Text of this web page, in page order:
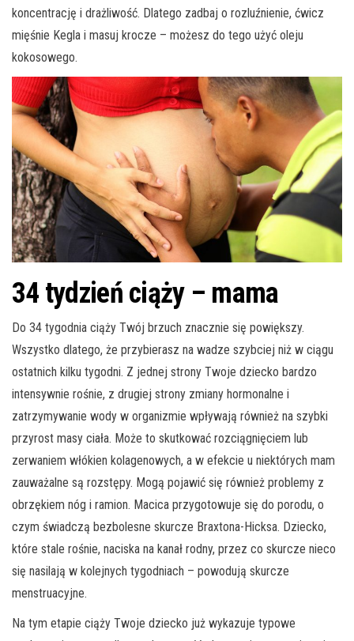
koncentrację i drażliwość. Dlatego zadbaj o rozluźnienie, ćwicz
mięśnie Kegla i masuj krocze – możesz do tego użyć oleju
kokosowego.
34 tydzień ciąży – mama
Do 34 tygodnia ciąży Twój brzuch znacznie się powiększy.
Wszystko dlatego, że przybierasz na wadze szybciej niż w ciągu
ostatnich kilku tygodni. Z jednej strony Twoje dziecko bardzo
intensywnie rośnie, z drugiej strony zmiany hormonalne i
zatrzymywanie wody w organizmie wpływają również na szybki
przyrost masy ciała. Może to skutkować rozciągnięciem lub
zerwaniem włókien kolagenowych, a w efekcie u niektórych mam
zauważalne są rozstępy. Mogą pojawić się również problemy z
obrzękiem nóg i ramion. Macica przygotowuje się do porodu, o
czym świadczą bezbolesne skurcze Braxtona-Hicksa. Dziecko,
które stale rośnie, naciska na kanał rodny, przez co skurcze nieco
się nasilają w kolejnych tygodniach – powodują skurcze
menstruacyjne.
Na tym etapie ciąży Twoje dziecko już wykazuje typowe